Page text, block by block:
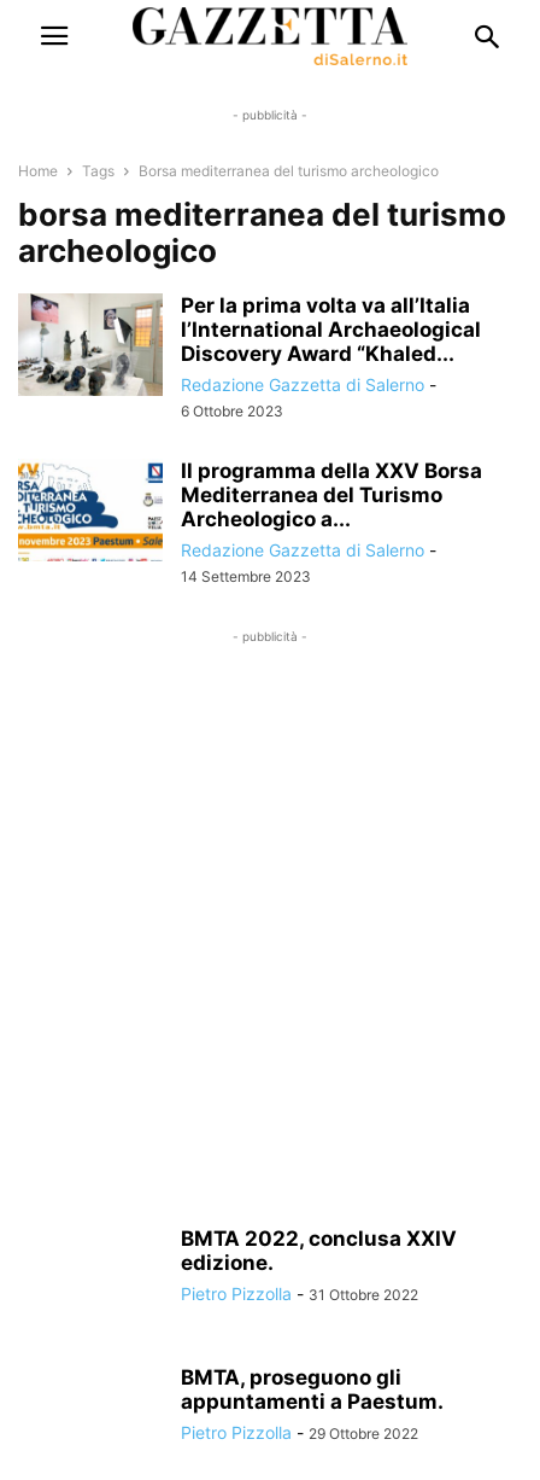
- pubblicità -
Home Tags Borsa mediterranea del turismo archeologico
borsa mediterranea del turismo
archeologico
Per la prima volta va all’Italia
l’International Archaeological
Discovery Award “Khaled...
Redazione Gazzetta di Salerno -
6 Ottobre 2023
Il programma della XXV Borsa
Mediterranea del Turismo
Archeologico a...
Redazione Gazzetta di Salerno -
14 Settembre 2023
- pubblicità -
BMTA 2022, conclusa XXIV
edizione.
Pietro Pizzolla - 31 Ottobre 2022
BMTA, proseguono gli
appuntamenti a Paestum.
Pietro Pizzolla - 29 Ottobre 2022